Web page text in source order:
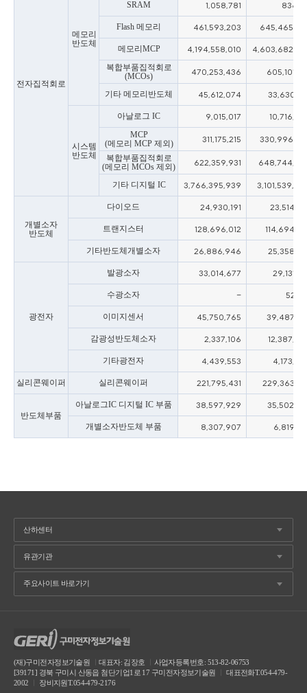
전자집적회로
메모리
반도체
SRAM 1,058,781
Flash 메모리 461,593,203
메모리MCP 4,194,558,010
복합부품집적회로
(MCOs)
470,253,436
기타 메모리반도체 45,612,074
시스템
반도체
아날로그 IC 9,015,017
MCP
(메모리 MCP 제외)
311,175,215
복합부품집적회로
(메모리 MCOs 제외)
622,359,931
기타 디지털 IC 3,766,395,939
개별소자
반도체
다이오드 24,930,191
트랜지스터 128,696,012
기타반도체개별소자 26,886,946
광전자
발광소자 33,014,677
수광소자 -
이미지센서 45,750,765
감광성반도체소자 2,337,106
기타광전자 4,439,553
실리콘웨이퍼 실리콘웨이퍼 221,795,431
반도체부품
아날로그IC 디지털 IC 부품 38,597,929
개별소자반도체 부품 8,307,907
(재)구미전자정보기술원 ㅣ대표자: 김장호
사업자등록번호: 513-82-06753
[39171] 경북 구미시 산동읍 첨단기업1로 17 구미전자정보기술원
대표전화T.054-479-
2002
장비지원T.054-479-2176